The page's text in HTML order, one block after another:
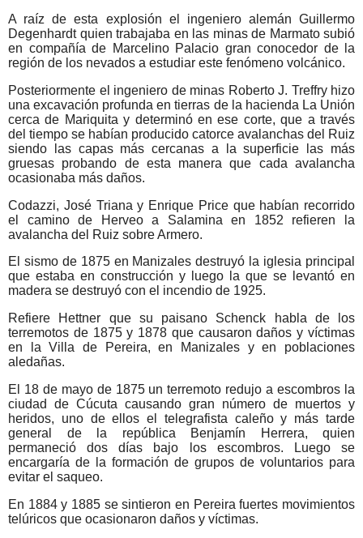
A raíz de esta explosión el ingeniero alemán Guillermo
Degenhardt quien trabajaba en las minas de Marmato subió
en compañía de Marcelino Palacio gran conocedor de la
región de los nevados a estudiar este fenómeno volcánico.
Posteriormente el ingeniero de minas Roberto J. Treffry hizo
una excavación profunda en tierras de la hacienda La Unión
cerca de Mariquita y determinó en ese corte, que a través
del tiempo se habían producido catorce avalanchas del Ruiz
siendo las capas más cercanas a la superficie las más
gruesas probando de esta manera que cada avalancha
ocasionaba más daños.
Codazzi, José Triana y Enrique Price que habían recorrido
el camino de Herveo a Salamina en 1852 refieren la
avalancha del Ruiz sobre Armero.
El sismo de 1875 en Manizales destruyó la iglesia principal
que estaba en construcción y luego la que se levantó en
madera se destruyó con el incendio de 1925.
Refiere Hettner que su paisano Schenck habla de los
terremotos de 1875 y 1878 que causaron daños y víctimas
en la Villa de Pereira, en Manizales y en poblaciones
aledañas.
El 18 de mayo de 1875 un terremoto redujo a escombros la
ciudad de Cúcuta causando gran número de muertos y
heridos, uno de ellos el telegrafista caleño y más tarde
general de la república Benjamín Herrera, quien
permaneció dos días bajo los escombros. Luego se
encargaría de la formación de grupos de voluntarios para
evitar el saqueo.
En 1884 y 1885 se sintieron en Pereira fuertes movimientos
telúricos que ocasionaron daños y víctimas.